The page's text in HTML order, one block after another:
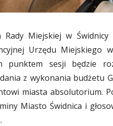
Rady Miejskiej w
Urzędu Miejskiego
punktem sesji będzie
z wykonania budżetu
miasta absolutorium.
Miasto Świdnica i